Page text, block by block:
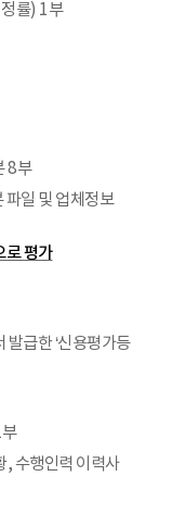
률) 1부
8부
파일 및 업체정보
로 평가
발급한 ‘신용평가등
, 수행인력 이력사